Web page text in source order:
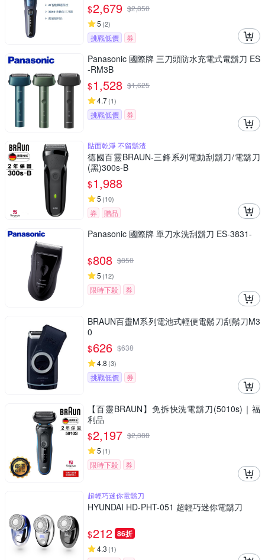
$2,679 $2,850
5 (2)
挑戰低價 券
Panasonic 國際牌 三刀頭防水充電式電鬍刀 ES
-RM3B
$1,528 $1,625
4.7(1)
挑戰低價 券
貼面乾淨 不留鬍渣
德國百靈BRAUN-三鋒系列電動刮鬍刀/電鬍刀
(黑)300s-B
$1,988
5 (10)
券 贈品
Panasonic 國際牌 單刀水洗刮鬍刀 ES-3831-
$808 $850
5 (12)
限時下殺 券
BRAUN百靈M系列電池式輕便電鬍刀刮鬍刀M3
0
$626 $638
4.8 (3)
挑戰低價 券
【百靈BRAUN】免拆快洗電鬍刀(5010s)｜福
利品
$2,197 $2,388
5 (1)
限時下殺 券
超輕巧迷你電鬍刀
HYUNDAI HD-PHT-051 超輕巧迷你電鬍刀
$212 86折
4.3 (1)